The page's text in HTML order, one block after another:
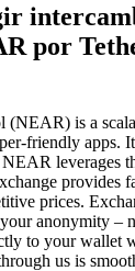
por
is a
friendly apps.
leverages
provides
prices.
anonymity –
to your wallet
us is